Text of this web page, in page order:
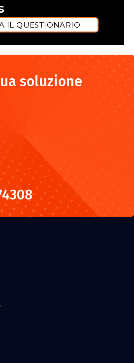
IL QUESTIONARIO
soluzione